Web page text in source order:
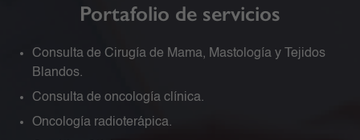
Portafolio de servicios
Consulta de Cirugía de Mama, Mastología y Tejidos
Blandos.
Consulta de oncología clínica.
Oncología radioterápica.